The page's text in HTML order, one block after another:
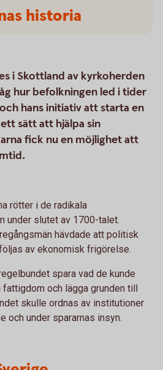
historia
i Skottland av kyrkoherden
hur befolkningen led i tider
hans initiativ att starta en
sätt att hjälpa sin
fick nu en möjlighet att
rötter i de radikala
under slutet av 1700-talet.
hävdade att politisk
av ekonomisk frigörelse.
spara vad de kunde
och lägga grunden till
skulle ordnas av institutioner
och under spararnas insyn.